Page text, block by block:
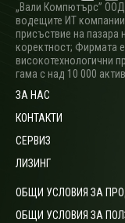
„Вали Компютърс”
водещите ИТ
присъствие на пазара
коректност; Фирмата
високотехнологични
гама с над 10 000
ЗА НАС
КОНТАКТИ
СЕРВИЗ
ЛИЗИНГ
ОБЩИ УСЛОВИЯ ЗА
ОБЩИ УСЛОВИЯ ЗА